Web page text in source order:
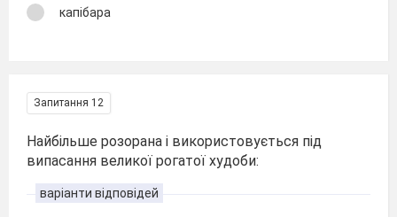
капібара
Запитання 12
Найбільше розорана і використовується під
випасання великої рогатої худоби:
варіанти відповідей